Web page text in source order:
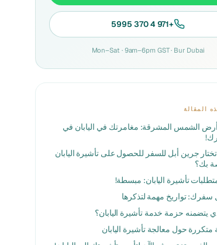
+971 4 370 5995
Mon–Sat · 9am–6pm GST · Bur Dubai
المقالة
أرض الشمس المشرقة: مغامرتك في اليابان في
تختار جرين أبل للسفر للحصول على تأشيرة اليابان
بك؟
تأشيرة اليابان: مبسطة!
سفرك: تواريخ مهمة لتذكرها
يتضمنه حزمة خدمة تأشيرة اليابان؟
متكررة حول معالجة تأشيرة اليابان